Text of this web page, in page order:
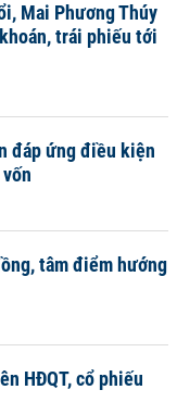
Mai Phương Thúy
trái phiếu tới
đáp ứng điều kiện
tâm điểm hướng
HĐQT, cổ phiếu